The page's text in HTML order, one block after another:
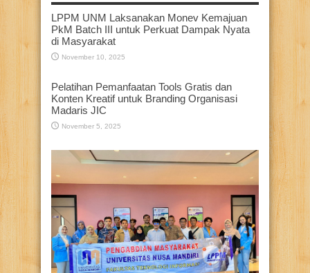
LPPM UNM Laksanakan Monev Kemajuan
PkM Batch III untuk Perkuat Dampak Nyata
di Masyarakat
November 10, 2025
Pelatihan Pemanfaatan Tools Gratis dan
Konten Kreatif untuk Branding Organisasi
Madaris JIC
November 5, 2025